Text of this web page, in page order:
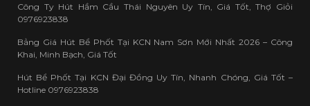
Công Ty Hút Hầm Cầu Thái Nguyên Uy Tín, Giá Tốt, Thợ Giỏi
0976923838
Bảng Giá Hút Bể Phốt Tại KCN Nam Sơn Mới Nhất 2026 – Công
Khai, Minh Bạch, Giá Tốt
Hút Bể Phốt Tại KCN Đại Đồng Uy Tín, Nhanh Chóng, Giá Tốt –
Hotline 0976923838